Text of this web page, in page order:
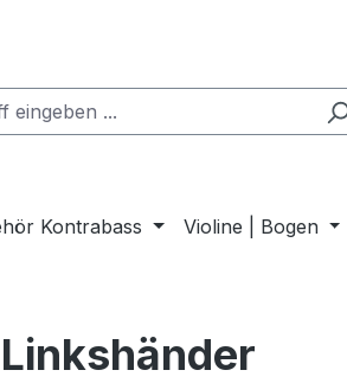
Kontrabass Violine | Bogen